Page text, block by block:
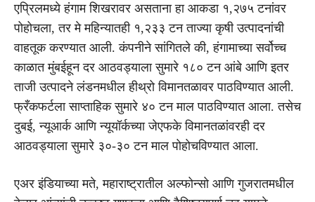
एप्रिलमध्ये हंगाम शिखरावर असताना हा आकडा १,२७५ टनांवर
पोहोचला, तर मे महिन्यातही १,२३३ टन ताज्या कृषी उत्पादनांची
वाहतूक करण्यात आली. कंपनीने सांगितले की, हंगामाच्या सर्वोच्च
काळात मुंबईहून दर आठवड्याला सुमारे १८० टन आंबे आणि इतर
ताजी उत्पादने लंडनमधील हीथ्रो विमानतळावर पाठविण्यात आली.
फ्रँकफर्टला साप्ताहिक सुमारे ४० टन माल पाठविण्यात आला. तसेच
दुबई, न्यूआर्क आणि न्यूयॉर्कच्या जेएफके विमानतळांवरही दर
आठवड्याला सुमारे ३०-३० टन माल पोहोचविण्यात आला.
एअर इंडियाच्या मते, महाराष्ट्रातील अल्फोन्सो आणि गुजरातमधील